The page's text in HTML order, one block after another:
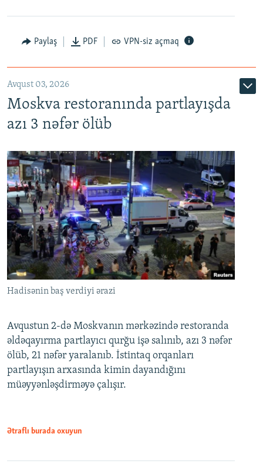
Paylaş PDF VPN-siz açmaq
Avqust 03, 2026
Moskva restoranında partlayışda
azı 3 nəfər ölüb
Hadisənin baş verdiyi ərazi
Avqustun 2-də Moskvanın mərkəzində restoranda
əldəqayırma partlayıcı qurğu işə salınıb, azı 3 nəfər
ölüb, 21 nəfər yaralanıb. İstintaq orqanları
partlayışın arxasında kimin dayandığını
müəyyənləşdirməyə çalışır.
Ətraflı burada oxuyun